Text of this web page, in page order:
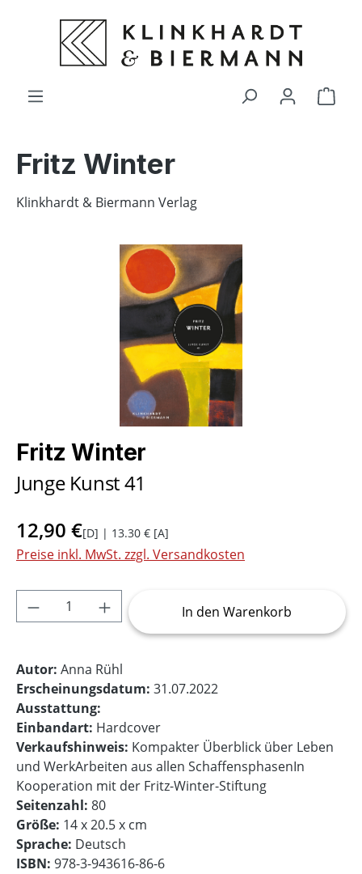
springen
Fritz Winter
Klinkhardt & Biermann Verlag
Bildergalerie überspringen
Fritz Winter
Junge Kunst 41
12,90 €[D] | 13.30 € [A]
Preise inkl. MwSt. zzgl. Versandkosten
Produkt Anzahl: Gib den gewünschten
In den Warenkorb
Autor: Anna Rühl
Erscheinungsdatum: 31.07.2022
Ausstattung:
Einbandart: Hardcover
Verkaufshinweis: Kompakter Überblick über Leben
und WerkArbeiten aus allen SchaffensphasenIn
Kooperation mit der Fritz-Winter-Stiftung
Seitenzahl: 80
Größe: 14 x 20.5 x cm
Sprache: Deutsch
ISBN: 978-3-943616-86-6